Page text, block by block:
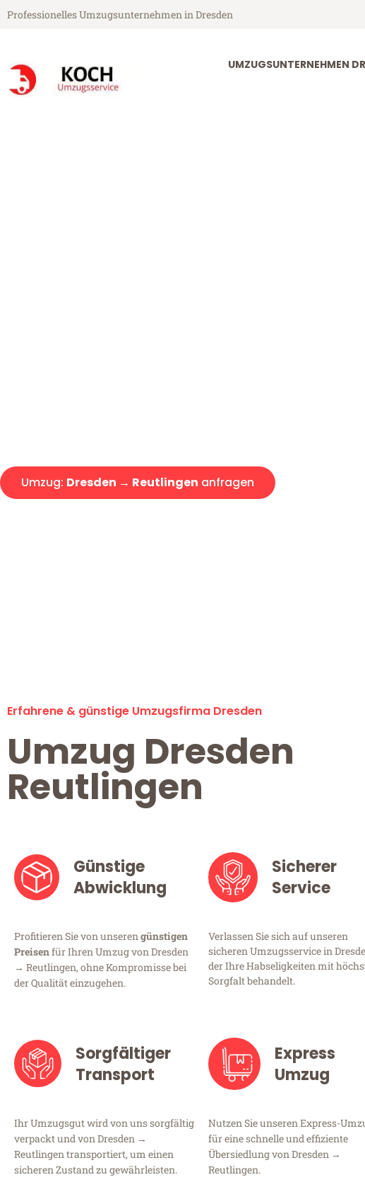
Professionelles Umzugsunternehmen in Dresden
UMZUGSUNTERNEHMEN
Umzug: Dresden → Reutlingen anfragen
Erfahrene & günstige Umzugsfirma Dresden
Umzug Dresden
Reutlingen
Günstige
Abwicklung
Profitieren Sie von unserengünstigen
Preisenfür Ihren Umzug von Dresden
→ Reutlingen, ohne Kompromisse bei
der Qualität einzugehen.
Sicherer
Service
Verlassen Sie sich auf unseren
sicheren Umzugsservice in
der Ihre Habseligkeiten mit
Sorgfalt behandelt.
Sorgfältiger
Transport
Ihr Umzugsgut wird von uns sorgfältig
verpackt und von Dresden →
Reutlingen transportiert, um einen
sicheren Zustand zu gewährleisten.
Express
Umzug
Nutzen Sie unseren Express-
für eine schnelle und effiziente
Übersiedlung von Dresden →
Reutlingen.